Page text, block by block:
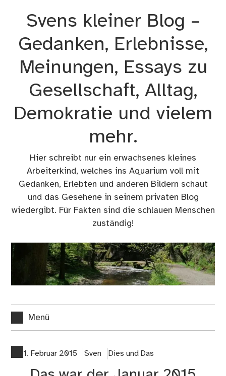
Svens kleiner Blog –
Gedanken, Erlebnisse,
Meinungen, Essays zu
Gesellschaft, Alltag,
Demokratie und vielem
mehr.
Hier schreibt nur ein erwachsenes kleines
Arbeiterkind, welches ins Aquarium voll mit
Gedanken, Erlebten und anderen Bildern schaut
und das Gesehene in seinem privaten Blog
wiedergibt. Für Fakten sind die schlauen Menschen
zuständig!
Menü
1. Februar 2015 Sven Dies und Das